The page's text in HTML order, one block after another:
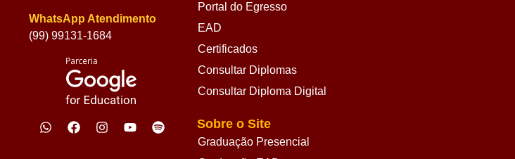
WhatsApp Atendimento
(99) 99131-1684
Portal do Egresso
EAD
Certificados
Consultar Diplomas
Consultar Diploma Digital
Sobre o Site
Graduação Presencial